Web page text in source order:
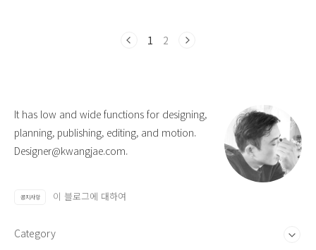
1 2
It has low and wide functions for designing,
planning, publishing, editing, and motion.
Designer@kwangjae.com.
공지사항 이 블로그에 대하여
Category